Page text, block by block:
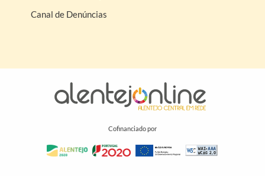
Canal de Denúncias
Cofinanciado por